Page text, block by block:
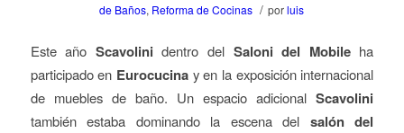
de Baños, Reforma de Cocinas / porluis
Este año Scavolini dentro del Saloni del Mobileha
participado en Eurocucinay en la exposición internacional
de muebles de baño. Un espacio adicionalScavolini
también estaba dominando la escena del salón del